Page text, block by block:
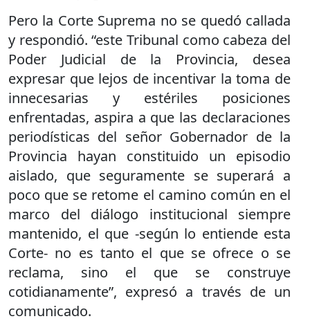
Pero la Corte Suprema no se quedó callada
y respondió. “este Tribunal como cabeza del
Poder Judicial de la Provincia, desea
expresar que lejos de incentivar la toma de
innecesarias y estériles posiciones
enfrentadas, aspira a que las declaraciones
periodísticas del señor Gobernador de la
Provincia hayan constituido un episodio
aislado, que seguramente se superará a
poco que se retome el camino común en el
marco del diálogo institucional siempre
mantenido, el que -según lo entiende esta
Corte- no es tanto el que se ofrece o se
reclama, sino el que se construye
cotidianamente”, expresó a través de un
comunicado.